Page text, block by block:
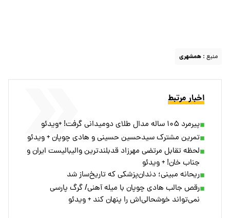
منبع : همشهری
اخبار مرتبط
پیرمرد ۱۰۵ ساله مدال طلای دومیدانی گرفت! +ویدئو
تمرین مشترک سیدحسین‌ حسینی و هادی‌ چوپان + ویدئو
لحظه تقابل مرتضی مهرزاد قدبلندترین والیبالیست ایران و
جناب خان! + ویدئو
ریحانه مبینی؛ دندان‌پزشکی که تاریخ‌ساز شد
رقص جالب هادی چوپان با میله آهنی/ گرگ پارسی
نمی‌تواند خوشحالی‌اش را پنهان کند + ویدئو